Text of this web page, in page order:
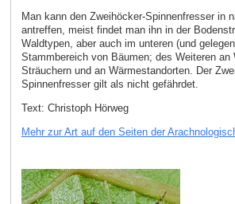
Man kann den Zweihöcker-Spinnenfresser in
antreffen, meist findet man ihn in der
Waldtypen, aber auch im unteren (und
Stammbereich von Bäumen; des Weiteren an
Sträuchern und an Wärmestandorten. Der
Spinnenfresser gilt als nicht gefährdet.
Text: Christoph Hörweg
Mehr zur Art auf den Seiten der